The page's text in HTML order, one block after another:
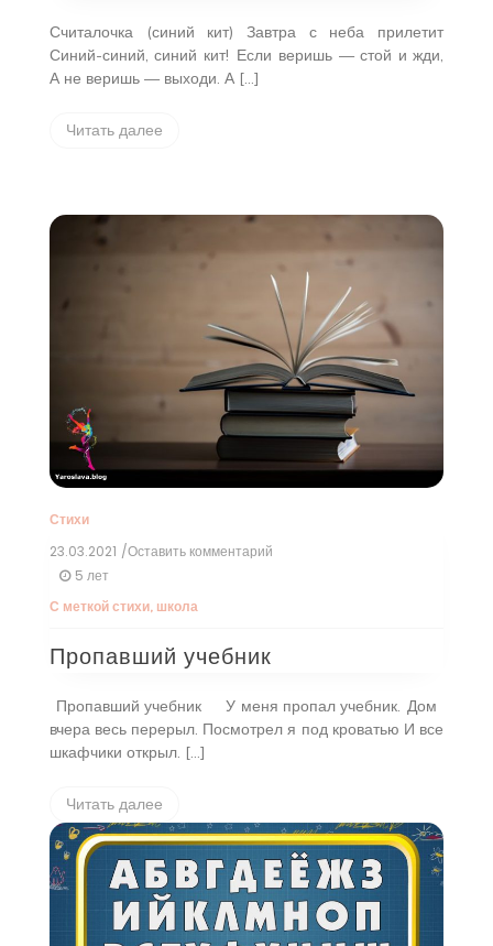
Считалочка (синий кит) Завтра с неба прилетит
Синий-синий, синий кит! Если веришь — стой и жди,
А не веришь — выходи. А […]
Читать далее
Стихи
23.03.2021 /Оставить комментарий
5 лет
С меткой стихи, школа
Пропавший учебник
Пропавший учебник У меня пропал учебник. Дом
вчера весь перерыл. Посмотрел я под кроватью И все
шкафчики открыл. […]
Читать далее